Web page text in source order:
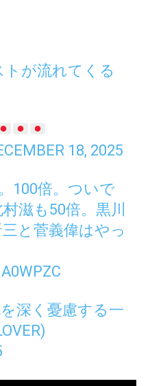
が流れてくる
18, 2025
100倍。ついで
滋も50倍。黒川
と菅義偉はやっ
深く憂慮する一